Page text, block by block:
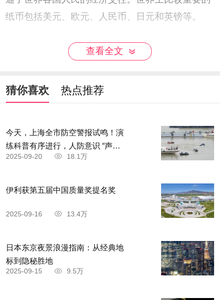
纸币包括美元、欧元、人民币、日元和英镑等。
纸币上的图案大致能够反应一个国家的价值取
向，其内容也传递了一个国家的政治制度、文明程
导一种什么样的国家伦理。
查看全文
猜你喜欢 热点推荐
今天，上海全市防空警报试鸣！演
练科普有序进行，人防意识 “声入
人心”
2025-09-20 18.1万
伊利获第五届中国质量奖提名奖
2025-09-16 13.4万
日本东京夜景浪漫指南：从经典地
标到隐秘胜地
2025-09-15 9.5万